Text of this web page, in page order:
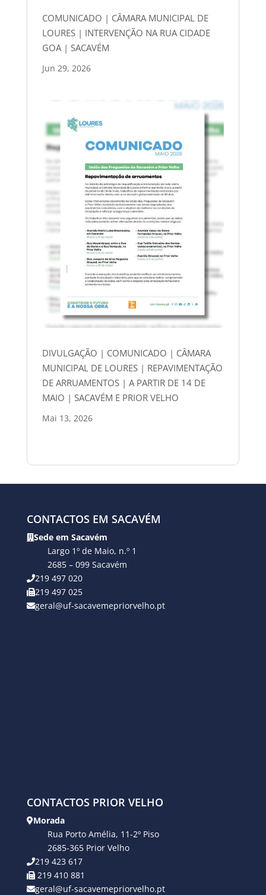
COMUNICADO | CÂMARA MUNICIPAL DE
LOURES | INTERVENÇÃO NA RUA CIDADE
GOA | SACAVÉM
Jun 29, 2026
DIVULGAÇÃO | COMUNICADO | CÂMARA
MUNICIPAL DE LOURES | REPAVIMENTAÇÃO
DE ARRUAMENTOS | A PARTIR DE 14 DE
MAIO | SACAVÉM E PRIOR VELHO
Mai 13, 2026
CONTACTOS EM SACAVÉM
Sede em Sacavém
Largo 1º de Maio, n.º 1
2685 – 099 Sacavém
219 497 020
219 497 025
geral@uf-sacavemepriorvelho.pt
CONTACTOS PRIOR VELHO
Morada
Rua Porto Amélia, 11-2º Piso
2685-365 Prior Velho
219 423 617
219 410 881
geral@uf-sacavemepriorvelho.pt